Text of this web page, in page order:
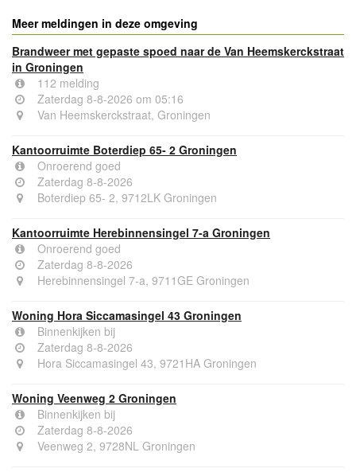
Meer meldingen in deze omgeving
Brandweer met gepaste spoed naar de Van Heemskerckstraat
in Groningen
112 melding
Zaterdag 8-8-2026 om 05:16
Van Heemskerckstraat, Groningen
Kantoorruimte Boterdiep 65- 2 Groningen
Onroerend goed
Zaterdag 8-8-2026
Boterdiep 65- 2, 9712LK Groningen
Kantoorruimte Herebinnensingel 7-a Groningen
Onroerend goed
Zaterdag 8-8-2026
Herebinnensingel 7-a, 9711GE Groningen
Woning Hora Siccamasingel 43 Groningen
Binnenkijken bij
Zaterdag 8-8-2026
Hora Siccamasingel 43, 9721HA Groningen
Woning Veenweg 2 Groningen
Binnenkijken bij
Zaterdag 8-8-2026
Veenweg 2, 9728NL Groningen